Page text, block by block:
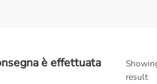
è effettuata
result